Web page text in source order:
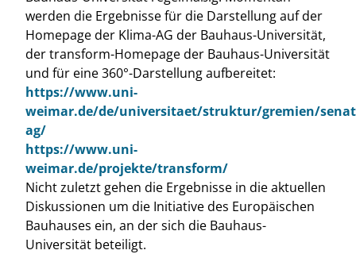
werden die Ergebnisse für die Darstellung auf der
Homepage der Klima-AG der Bauhaus-Universität,
der transform-Homepage der Bauhaus-Universität
und für eine 360°-Darstellung aufbereitet:
https://www.uni-
weimar.de/de/universitaet/struktur/gremien/
ag/
https://www.uni-
weimar.de/projekte/transform/
Nicht zuletzt gehen die Ergebnisse in die aktuellen
Diskussionen um die Initiative des Europäischen
Bauhauses ein, an der sich die Bauhaus-
Universität beteiligt.